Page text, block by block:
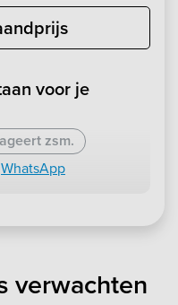
voor je
zsm.
WhatsApp
verwachten